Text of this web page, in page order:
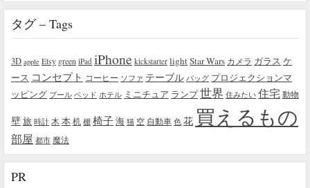
タグ – Tags
3D apple Etsy green iPad iPhone kickstarter lightStar Wars カメラ ガラス ケ
ース コンセプト コーヒー ソファ テーブル バッグ プロジェクションマ
ッピング プール ベッド ホテル ミニチュア ランプ世界 住みたい 住宅 動物
壁旅 時計 木 本机 棚 椅子海 猫 空 自動車 色 花 買えるもの
部屋 都市 魔法
PR